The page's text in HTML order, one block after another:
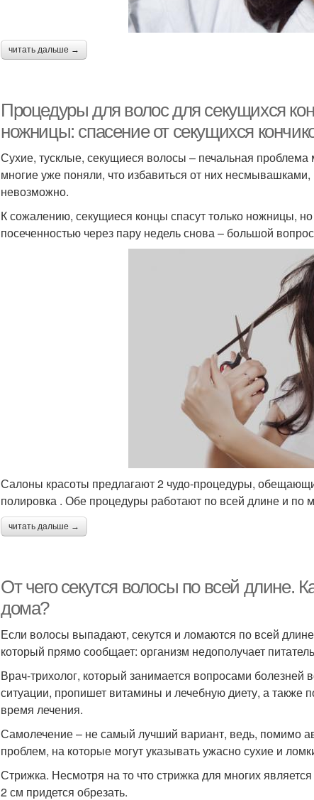
читать дальше →
Процедуры для волос для секущихся
ножницы: спасение от секущихся
Сухие, тусклые, секущиеся волосы – печальная
многие уже поняли, что избавиться от них
невозможно.
К сожалению, секущиеся концы спасут только ножницы,
посеченностью через пару недель снова – большой
Салоны красоты предлагают 2 чудо-процедуры,
полировка . Обе процедуры работают по всей длине и по
читать дальше →
От чего секутся волосы по всей длине.
дома?
Если волосы выпадают, секутся и ломаются по всей
который прямо сообщает: организм недополучает
Врач-трихолог, который занимается вопросами
ситуации, пропишет витамины и лечебную диету, а также
время лечения.
Самолечение – не самый лучший вариант, ведь, помимо
проблем, на которые могут указывать ужасно сухие и
Стрижка. Несмотря на то что стрижка для многих
2 см придется обрезать.